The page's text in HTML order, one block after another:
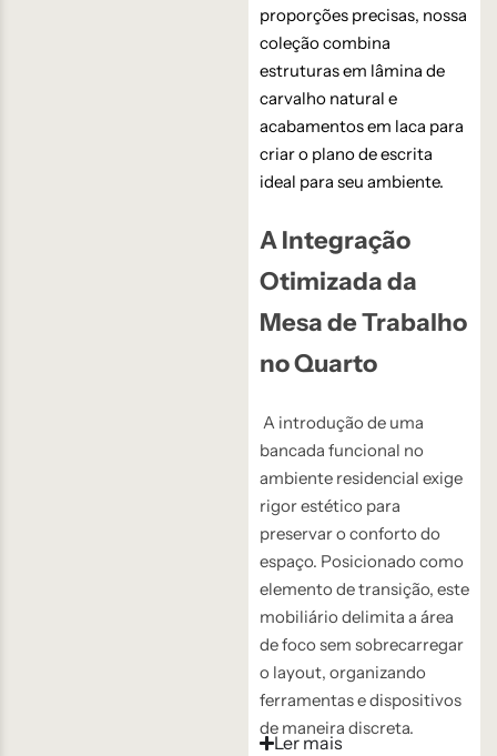
proporções precisas, nossa
coleção combina
estruturas em lâmina de
carvalho natural e
acabamentos em laca para
criar o plano de escrita
ideal para seu ambiente.
A Integração
Otimizada da
Mesa de Trabalho
no Quarto
A introdução de uma
bancada funcional no
ambiente residencial exige
rigor estético para
preservar o conforto do
espaço. Posicionado como
elemento de transição, este
mobiliário delimita a área
de foco sem sobrecarregar
o layout, organizando
ferramentas e dispositivos
de maneira discreta.
Ler mais